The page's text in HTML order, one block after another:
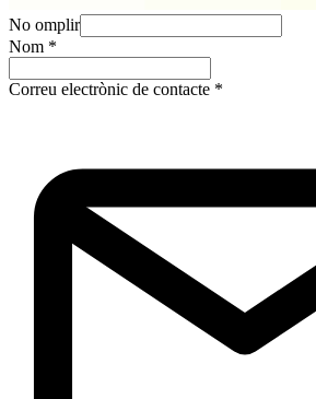
No omplir
Nom *
Correu electrònic de contacte *